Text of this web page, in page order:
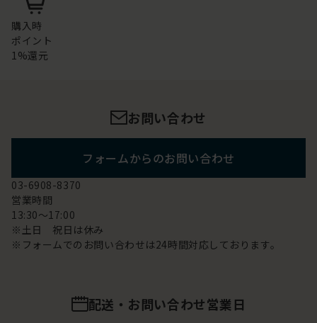
購入時
ポイント
1%還元
お問い合わせ
フォームからのお問い合わせ
03-6908-8370
営業時間
13:30～17:00
※土日 祝日は休み
※フォームでのお問い合わせは24時間対応しております。
配送・お問い合わせ営業日